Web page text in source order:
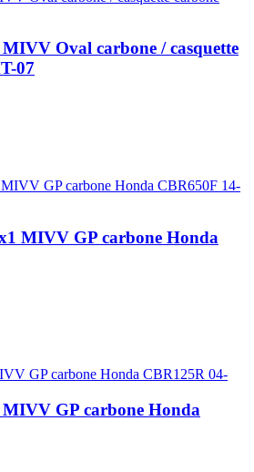
Oval carbone / casquette
07
MIVV GP carbone Honda
GP carbone Honda